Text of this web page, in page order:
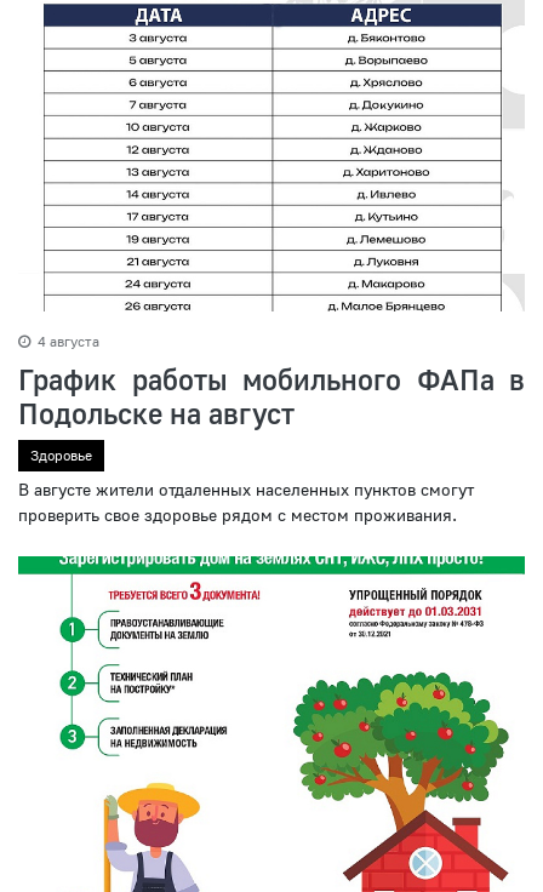
4 августа
График работы мобильного ФАПа в
Подольске на август
Здоровье
В августе жители отдаленных населенных пунктов смогут
проверить свое здоровье рядом с местом проживания.